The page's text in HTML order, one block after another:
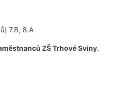
7.B, 8.A
ZŠ Trhové Sviny.